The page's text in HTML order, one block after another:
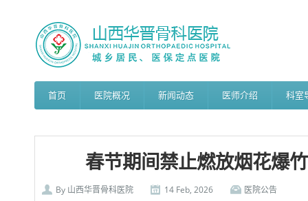
首页 医院概况 新闻动态 医师介绍 科室
春节期间禁止燃放烟花爆
By 山西华晋骨科医院 14 Feb, 2026 医院公告